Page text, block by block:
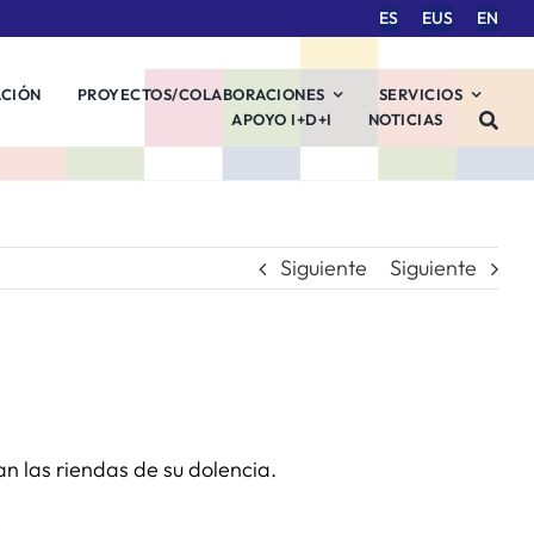
ES EUS EN
PROYECTOS/COLABORACIONES
SERVICIOS
APOYO I+D+I
NOTICIAS
Siguiente Siguiente
las riendas de su dolencia.